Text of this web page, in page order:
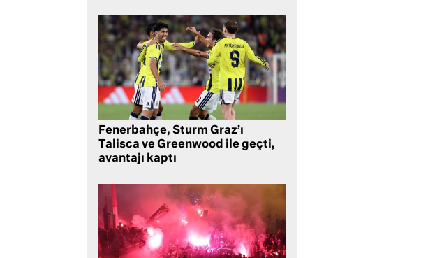
Fenerbahçe, Sturm Graz’ı
Talisca ve Greenwood ile geçti,
avantajı kaptı